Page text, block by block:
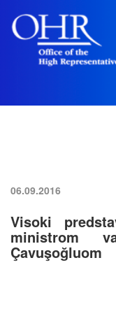
06.09.2016
Visoki
ministrom
Çavuşoğluom